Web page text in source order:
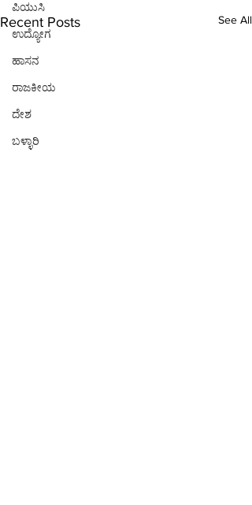
ಪಿಯುಸಿ
ಉದ್ಯೋಗ
ಹಾಸನ
ರಾಜಕೀಯ
ದೇಶ
ಬಳ್ಳಾರಿ
Recent Posts See All